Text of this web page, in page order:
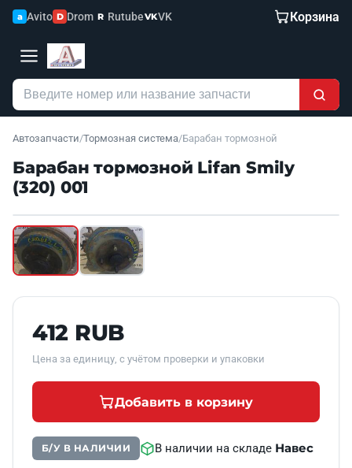
a Avito D Drom R RutubeVKVK Корзина
Автозапчасти/Тормозная система/Барабан тормозной
Барабан тормозной Lifan Smily
(320) 001
Б/У В НАЛИЧИИ
412 RUB
Цена за единицу, с учётом проверки и упаковки
Добавить в корзину
Б/У В НАЛИЧИИ В наличии на складе Навес